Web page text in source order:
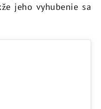
jeho vyhubenie sa